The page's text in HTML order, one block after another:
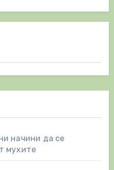
начини да се
мухите